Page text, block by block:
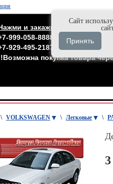
и закажи быстро в Max'е
999-058-8888
Владивосток
929-495-2187
Москва
покупка товара
\ VOLKSWAGEN \ Легковые \
Cайт
Принять